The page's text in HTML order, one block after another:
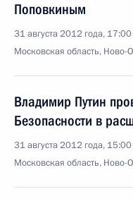
Поповкиным
31 августа 2012 года, 17:00
Московская область, Ново-
Владимир Путин
Безопасности в
31 августа 2012 года, 15:00
Московская область, Ново-